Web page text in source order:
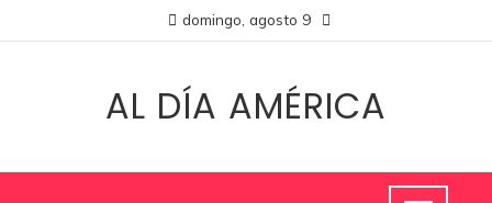
domingo, agosto 9
AL DÍA AMÉRICA